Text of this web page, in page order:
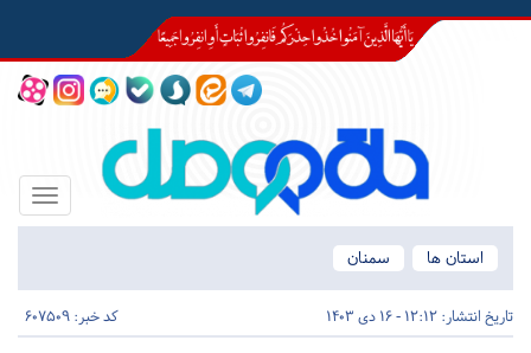
Toggle
استان ها
سمنان
تاریخ انتشار: 12:12 - 16 دی 1403 کد خبر: 607509